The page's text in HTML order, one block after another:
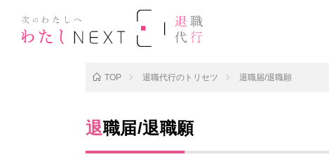
TOP 退職代行のトリセツ 退職届/退職願
退職届/退職願